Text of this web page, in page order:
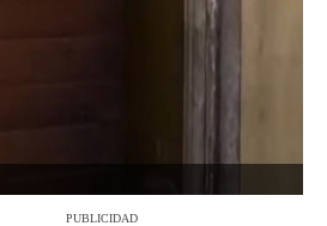
PUBLICIDAD